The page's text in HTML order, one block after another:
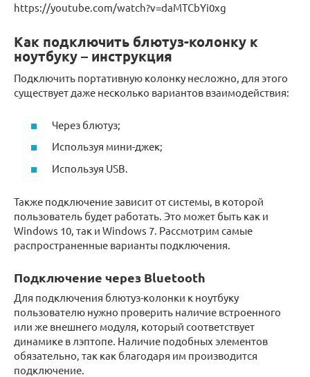
https://youtube.com/watch?v=daMTCbYi0xg
Как подключить блютуз-колонку к
ноутбуку – инструкция
Подключить портативную колонку несложно, для этого
существует даже несколько вариантов взаимодействия:
Через блютуз;
Используя мини-джек;
Используя USB.
Также подключение зависит от системы, в которой
пользователь будет работать. Это может быть как и
Windows 10, так и Windows 7. Рассмотрим самые
распространенные варианты подключения.
Подключение через Bluetooth
Для подключения блютуз-колонки к ноутбуку
пользователю нужно проверить наличие встроенного
или же внешнего модуля, который соответствует
динамике в лэптопе. Наличие подобных элементов
обязательно, так как благодаря им производится
подключение.